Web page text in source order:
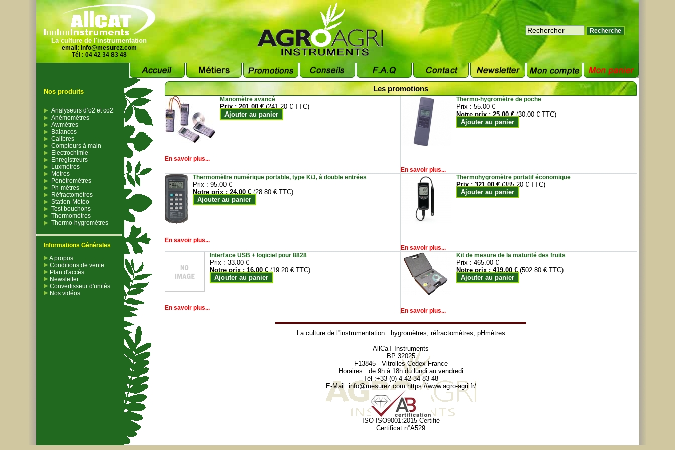
La culture de l'instrumentation
email: info@mesurez.com
Tél : 04 42 34 83 48
Nos produits
Analyseurs d’o2 et co2
Anémomètres
Awmètres
Balances
Calibres
Compteurs à main
Electrochimie
Enregistreurs
Luxmètres
Mètres
Pénétromètres
Ph-mètres
Réfractomètres
Station-Météo
Test bouchons
Thermomètres
Thermo-hygromètres
Informations Générales
A propos
Conditions de vente
Plan d'accès
Newsletter
Convertisseur d'unités
Nos vidéos
Les promotions
Manomètre avancé
Prix :201.00 € (241.20 € TTC)
Ajouter au panier
En savoir plus...
Thermo-hygromètre de poche
Prix :55.00 €
Notre prix :25.00 € (30.00 € TTC)
Ajouter au panier
En savoir plus...
Thermomètre numérique portable, type K/J, à double entrées
Prix :95.00 €
Notre prix :24.00 € (28.80 € TTC)
Ajouter au panier
En savoir plus...
Thermohygromètre portatif économique
Prix :321.00 € (385.20 € TTC)
Ajouter au panier
En savoir plus...
Interface USB + logiciel pour 8828
Prix :33.00 €
Notre prix :16.00 € (19.20 € TTC)
Ajouter au panier
En savoir plus...
Kit de mesure de la maturité des fruits
Prix :465.00 €
Notre prix :419.00 € (502.80 € TTC)
Ajouter au panier
En savoir plus...
La culture de l''instrumentation : hygromètres, réfractomètres, pHmètres
AllCaT Instruments
BP 32025
F13845 - Vitrolles Cedex France
Horaires : de 9h à 18h du lundi au vendredi
Tél :+33 (0) 4 42 34 83 48
E-Mail :info@mesurez.com https://www.agro-agri.fr/
ISO ISO9001:2015 Certifié
Certificat n°A529